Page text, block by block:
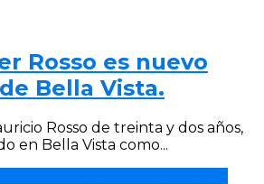
Rosso es nuevo
Bella Vista.
Rosso de treinta y dos años,
en Bella Vista como...